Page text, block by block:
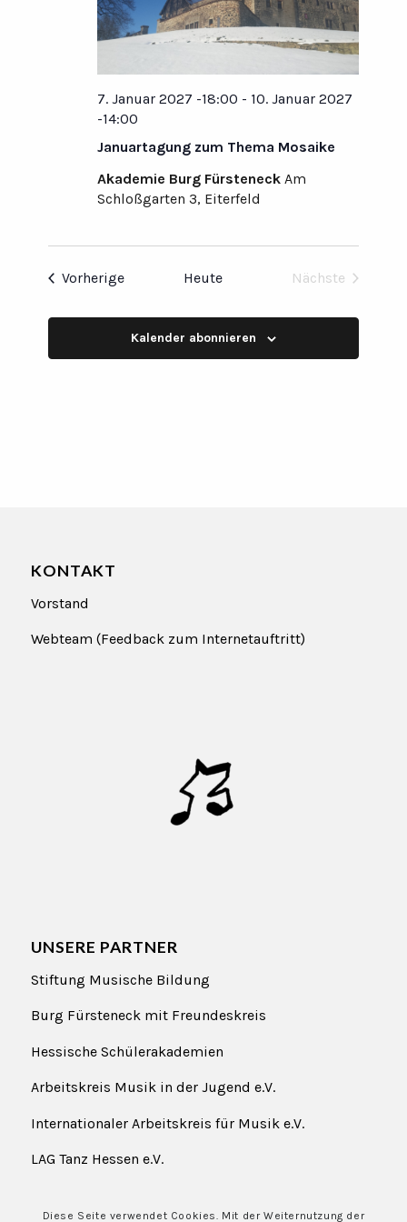
Januartagung zum Thema Mosaike
7. Januar 2027 -18:00 - 10. Januar 2027
-14:00
Akademie Burg FürsteneckAm
Schloßgarten 3, Eiterfeld
VorherigeVeranstaltungen
Heute
Nächste
Kalender abonnieren
KONTAKT
Vorstand
Webteam (Feedback zum Internetauftritt)
UNSERE PARTNER
Stiftung Musische Bildung
Burg Fürsteneckmit Freundeskreis
Hessische Schülerakademien
Arbeitskreis Musik in der Jugend e.V.
Internationaler Arbeitskreis für Musik e.V.
LAG Tanz Hessen e.V.
Diese Seite verwendet Cookies. Mit der Weiternutzung der